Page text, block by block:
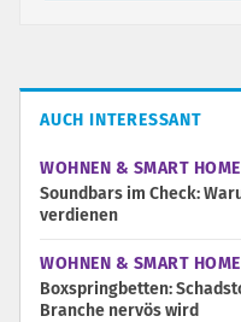
AUCH INTERESSANT
WOHNEN & SMART HOME
Soundbars im Check:
verdienen
WOHNEN & SMART HOME
Boxspringbetten:
Branche nervös wird